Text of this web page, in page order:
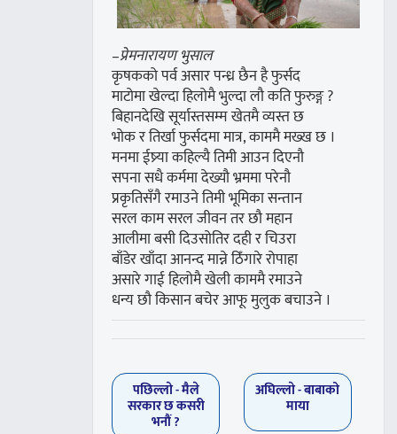
–प्रेमनारायण भुसाल
कृषकको पर्व असार पन्ध्र छैन है फुर्सद
माटोमा खेल्दा हिलोमै भुल्दा लौ कति फुरुङ्ग ?
बिहानदेखि सूर्यास्तसम्म खेतमै व्यस्त छ
भोक र तिर्खा फुर्सदमा मात्र, काममै मख्ख छ ।
मनमा ईष्र्या कहिल्यै तिमी आउन दिएनौ
सपना सधै कर्ममा देख्यौ भ्रममा परेनौ
प्रकृतिसँगै रमाउने तिमी भूमिका सन्तान
सरल काम सरल जीवन तर छौ महान
आलीमा बसी दिउसोतिर दही र चिउरा
बाँडेर खाँदा आनन्द मान्ने ठिँगारे रोपाहा
असारे गाई हिलोमै खेली काममै रमाउने
धन्य छौ किसान बचेर आफू मुलुक बचाउने ।
पछिल्लाे -मैले
सरकार छ कसरी
भनौं ?
अघिल्लाे -बाबाको
माया